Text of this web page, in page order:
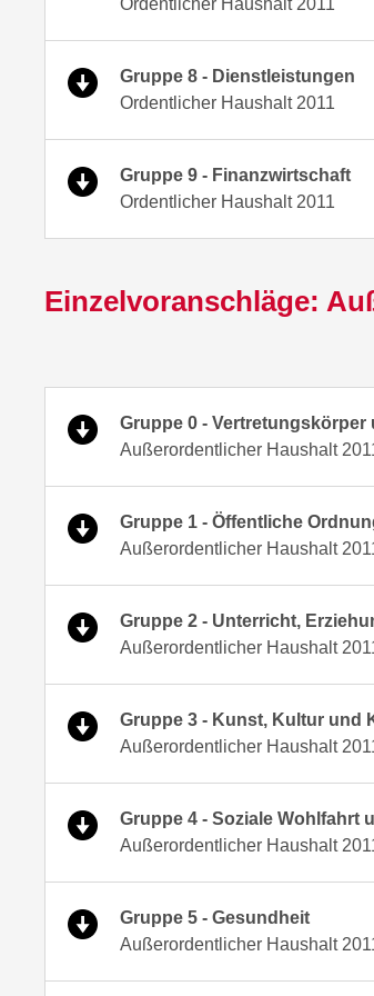
Ordentlicher Haushalt 2011
Gruppe 8 - Dienstleistungen
Ordentlicher Haushalt 2011
Gruppe 9 - Finanzwirtschaft
Ordentlicher Haushalt 2011
Einzelvoranschläge:
Gruppe 0 - Vertretungskörper
Außerordentlicher Haushalt
Gruppe 1 - Öffentliche
Außerordentlicher Haushalt
Gruppe 2 - Unterricht,
Außerordentlicher Haushalt
Gruppe 3 - Kunst, Kultur und
Außerordentlicher Haushalt
Gruppe 4 - Soziale Wohlfahrt
Außerordentlicher Haushalt
Gruppe 5 - Gesundheit
Außerordentlicher Haushalt